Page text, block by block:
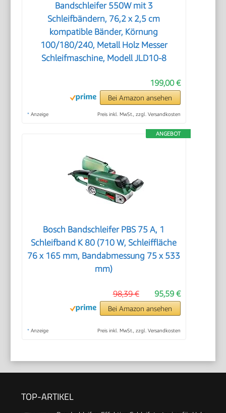
Bandschleifer 550W mit 3
Schleifbändern, 76,2 x 2,5 cm
kompatible Bänder, Körnung
100/180/240, Metall Holz Messer
Schleifmaschine, Modell JLD10-8
199,00 €
Bei Amazon ansehen
* Anzeige Preis inkl. MwSt., zzgl. Versandkosten
ANGEBOT
Bosch Bandschleifer PBS 75 A, 1
Schleifband K 80 (710 W, Schleiffläche
76 x 165 mm, Bandabmessung 75 x 533
mm)
95,59 €
98,39 €
Bei Amazon ansehen
* Anzeige Preis inkl. MwSt., zzgl. Versandkosten
TOP-ARTIKEL